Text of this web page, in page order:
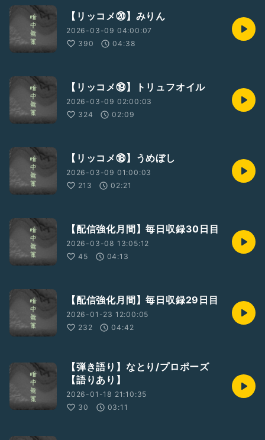
【リッコメ⑳】みりん
2026-03-09 04:00:07
390
04:38
【リッコメ⑲】トリュフオイル
2026-03-09 02:00:03
324
02:09
【リッコメ⑱】うめぼし
2026-03-09 01:00:03
213
02:21
【配信強化月間】毎日収録30日目
2026-03-08 13:05:12
45
04:13
【配信強化月間】毎日収録29日目
2026-01-23 12:00:05
232
04:42
【弾き語り】なとり/プロポーズ
【語りあり】
2026-01-18 21:10:35
30
03:11